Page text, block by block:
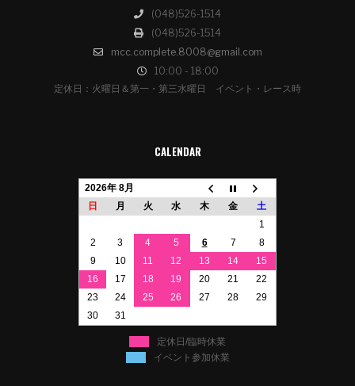
(048)526-1514
(048)526-1514
mcc.complete.8008@gmail.com
10:00 - 18:00
定休日：火曜日＆第一・第三水曜日 イベント・レース時
CALENDAR
2026年 8月
日
月 火 水 木 金
土
1
2
3 4 5 6 7
8
9
10 11 12 13 14
15
16
17 18 19 20 21
22
23
24 25 26 27 28
29
30
31
定休日/臨時休業
イベント参加休業